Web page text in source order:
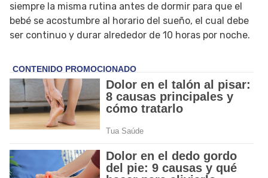
siempre la misma rutina antes de dormir para que el
bebé se acostumbre al horario del sueño, el cual debe
ser continuo y durar alrededor de 10 horas por noche.